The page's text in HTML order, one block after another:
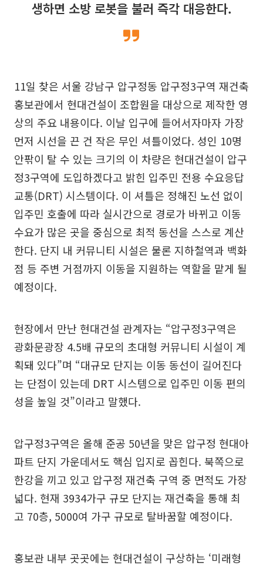
생하면 소방 로봇을 불러 즉각 대응한다.
11일 찾은 서울 강남구 압구정동 압구정3구역 재건축
홍보관에서 현대건설이 조합원을 대상으로 제작한 영
상의 주요 내용이다. 이날 입구에 들어서자마자 가장
먼저 시선을 끈 건 작은 무인 셔틀이었다. 성인 10명
안팎이 탈 수 있는 크기의 이 차량은 현대건설이 압구
정3구역에 도입하겠다고 밝힌 입주민 전용 수요응답
교통(DRT) 시스템이다. 이 셔틀은 정해진 노선 없이
입주민 호출에 따라 실시간으로 경로가 바뀌고 이동
수요가 많은 곳을 중심으로 최적 동선을 스스로 계산
한다. 단지 내 커뮤니티 시설은 물론 지하철역과 백화
점 등 주변 거점까지 이동을 지원하는 역할을 맡게 될
예정이다.
현장에서 만난 현대건설 관계자는 “압구정3구역은
광화문광장 4.5배 규모의 초대형 커뮤니티 시설이 계
획돼 있다”며 “대규모 단지는 이동 동선이 길어진다
는 단점이 있는데 DRT 시스템으로 입주민 이동 편의
성을 높일 것”이라고 말했다.
압구정3구역은 올해 준공 50년을 맞은 압구정 현대아
파트 단지 가운데서도 핵심 입지로 꼽힌다. 북쪽으로
한강을 끼고 있고 압구정 재건축 구역 중 면적도 가장
넓다. 현재 3934가구 규모 단지는 재건축을 통해 최
고 70층, 5000여 가구 규모로 탈바꿈할 예정이다.
홍보관 내부 곳곳에는 현대건설이 구상하는 ‘미래형